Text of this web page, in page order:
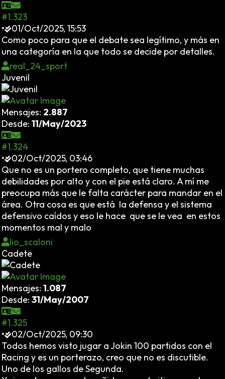
#1.323
•
01/Oct/2025, 15:53
Como poco para que el debate sea legítimo, y más en
una categoría en la que todo se decide por detalles.
real_24_sport
Juvenil
Mensajes: 2.887
Desde: 11/May/2023
#1.324
•
02/Oct/2025, 03:46
Que no es un portero completo, que tiene muchas
debilidades por alto y con el pie está claro. A mí me
preocupa más que le falta carácter para mandar en el
área. Otra cosa es que está la defensa y el sistema
defensivo caídos y eso le hace que se le vea en estos
momentos mal y malo
lio_scaloni
Cadete
Mensajes: 1.087
Desde: 31/May/2007
#1.325
•
02/Oct/2025, 09:30
Todos hemos visto jugar a Jokin 100 partidos con el
Racing y es un porterazo, creo que no es discutible.
Uno de los gallos de Segunda.